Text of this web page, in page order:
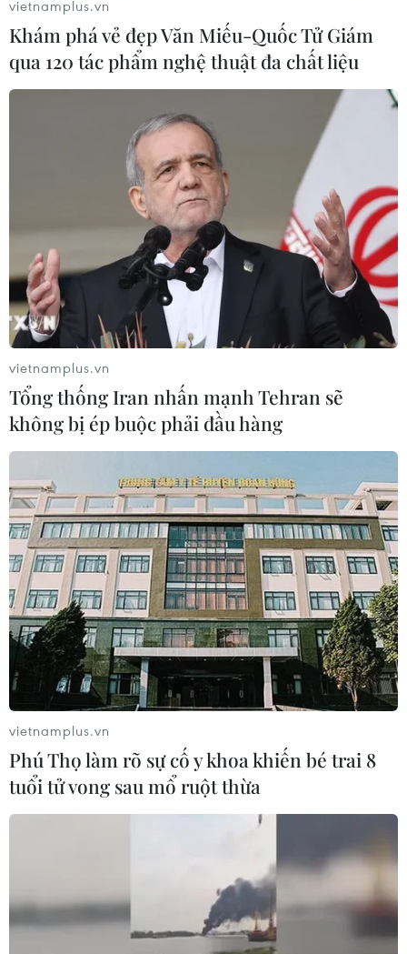
nhiều tiền hơn để ứng phó với tình trạng ấm lên toàn
cầu, các nước phát triển chủ trương khuyến khích tài
chính hướng tới việc cắt giảm khí phát thải.
COP26: Nguy cơ giảm mạnh GDP tại 65
nước dễ bị tổn thương nhất
Ngay cả khi mức tăng nhiệt trên Trái Đất được hạn chế
ở mức 1,5 độ C theo như mục tiêu tham vọng nhất được
đề ra, tăng trưởng GDP của các nước dễ bị tổn thương
nhất vẫn giảm 12% vào năm 2050.
COP26: Việt Nam hiện thực hóa cam kết
Net Zero vào năm 2050​
vietnamplus.vn
Khám phá vẻ đẹp Văn Miếu-Quốc Tử Giám
qua 120 tác phẩm nghệ thuật đa chất liệu
vietnamplus.vn
Tổng thống Iran nhấn mạnh Tehran sẽ
không bị ép buộc phải đầu hàng
vietnamplus.vn
Phú Thọ làm rõ sự cố y khoa khiến bé trai 8
tuổi tử vong sau mổ ruột thừa